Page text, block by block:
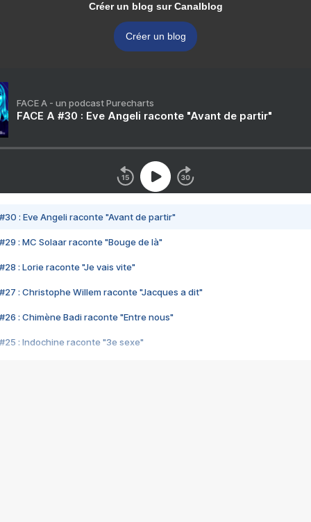
Créer un blog sur Canalblog
Créer un blog
FACE A - un podcast Purecharts
FACE A #30 : Eve Angeli raconte "Avant de partir"
#30 : Eve Angeli raconte "Avant de partir"
#29 : MC Solaar raconte "Bouge de là"
#28 : Lorie raconte "Je vais vite"
#27 : Christophe Willem raconte "Jacques a dit"
#26 : Chimène Badi raconte "Entre nous"
#25 : Indochine raconte "3e sexe"